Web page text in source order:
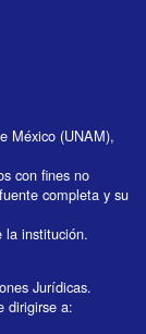
México (UNAM),
con fines no
completa y su
la institución.
Jurídicas.
dirigirse a: